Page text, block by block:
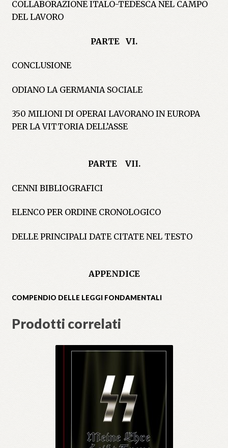
COLLABORAZIONE ITALO-TEDESCA NEL CAMPO
DEL LAVORO
PARTE VI.
CONCLUSIONE
ODIANO LA GERMANIA SOCIALE
350 MILIONI DI OPERAI LAVORANO IN EUROPA
PER LA VITTORIA DELL’ASSE
PARTE VII.
CENNI BIBLIOGRAFICI
ELENCO PER ORDINE CRONOLOGICO
DELLE PRINCIPALI DATE CITATE NEL TESTO
APPENDICE
COMPENDIO DELLE LEGGI FONDAMENTALI
Prodotti correlati